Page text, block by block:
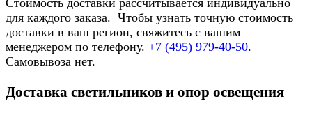
Стоимость доставки рассчитывается индивидуально
для каждого заказа. Чтобы узнать точную стоимость
доставки в ваш регион, свяжитесь с вашим
менеджером по телефону. +7 (495) 979-40-50.
Самовывоза нет.
Доставка светильников и опор освещения